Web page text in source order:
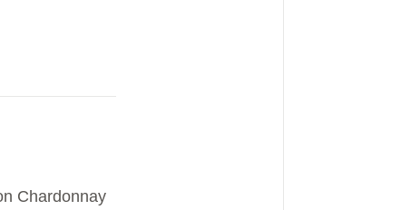
Chardonnay